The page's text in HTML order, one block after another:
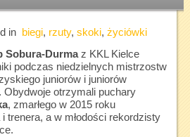
in biegi, rzuty, skoki, życiówki
Sobura-Durmaz KKL Kielce
podczas niedzielnych mistrzostw
juniorów i juniorów
Obydwoje otrzymali puchary
, zmarłego w 2015 roku
i trenera, a w młodości rekordzisty